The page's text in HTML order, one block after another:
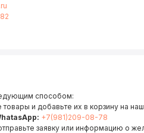
способом:
и добавьте их в корзину на
+7(981)209-08-78
заявку или информацию о